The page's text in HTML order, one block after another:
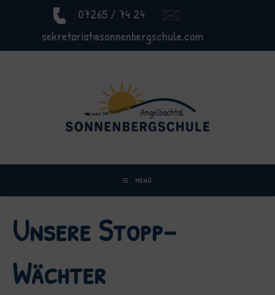
07265 / 74 24
sekretariat@sonnenbergschule.com
MENÜ
Unsere Stopp-
Wächter